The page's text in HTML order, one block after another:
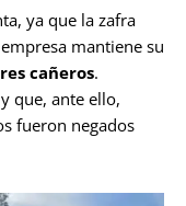
ya que la zafra
mantiene su
cañeros.
que, ante ello,
fueron negados